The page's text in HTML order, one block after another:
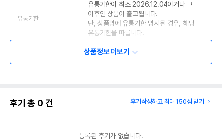
유통기한
유통기한이 최소 2026.12.04이거나 그
이후인 상품이 출고됩니다.
단, 상품명에 유통기한 명시된 경우, 해당
유통기한을 따릅니다.
상품정보 더보기
후기 총 0 건 후기작성하고 최대 150점 받기
등록된 후기가 없습니다.